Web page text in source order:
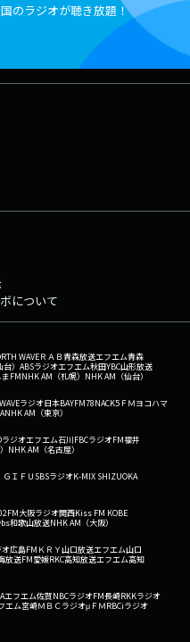
のラジオが聴き放題！
について
WAVEＲＡＢ青森放送エフエム青森
） ABSラジオエフエム秋田YBC山形放送
FMNHK AM（札幌） NHK AM（仙台）
ラジオ日本BAYFM78NACK5 ＦＭヨコハマ
NHK AM（東京）
ラジオエフエム石川FBCラジオFM福井
NHK AM（名古屋）
ＧＩＦＵ SBSラジオK-MIX SHIZUOKA
FM大阪ラジオ関西Kiss FM KOBE
和歌山放送NHK AM（大阪）
オ広島FM ＫＲＹ山口放送エフエム山口
放送FM愛媛RKC高知放送エフエム高知
エフエム佐賀NBCラジオFM長崎RKKラジオ
エム宮崎ＭＢＣラジオμＦＭRBCiラジオ